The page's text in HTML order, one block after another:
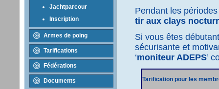
Jachtparcour
Inscription
Armes de poing
Tarifications
Fédérations
Documents
Pendant les périodes
tir aux clays
Si vous êtes
sécurisante et
‘moniteur ADEPS’
Tarification pour les